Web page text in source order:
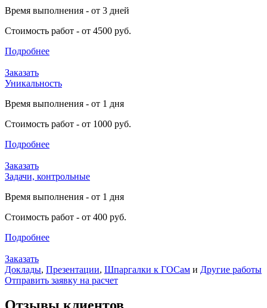
Время выполнения - от 3 дней
Стоимость работ - от 4500 руб.
Подробнее
Заказать
Уникальность
Время выполнения - от 1 дня
Стоимость работ - от 1000 руб.
Подробнее
Заказать
Задачи, контрольные
Время выполнения - от 1 дня
Стоимость работ - от 400 руб.
Подробнее
Заказать
Доклады, Презентации, Шпаргалки к ГОСам и Другие работы
Отправить заявку на расчет